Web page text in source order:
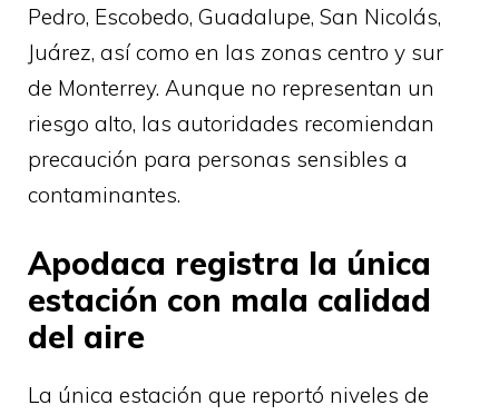
Pedro, Escobedo, Guadalupe, San Nicolás,
Juárez, así como en las zonas centro y sur
de Monterrey. Aunque no representan un
riesgo alto, las autoridades recomiendan
precaución para personas sensibles a
contaminantes.
Apodaca registra la única
estación con mala calidad
del aire
La única estación que reportó niveles de